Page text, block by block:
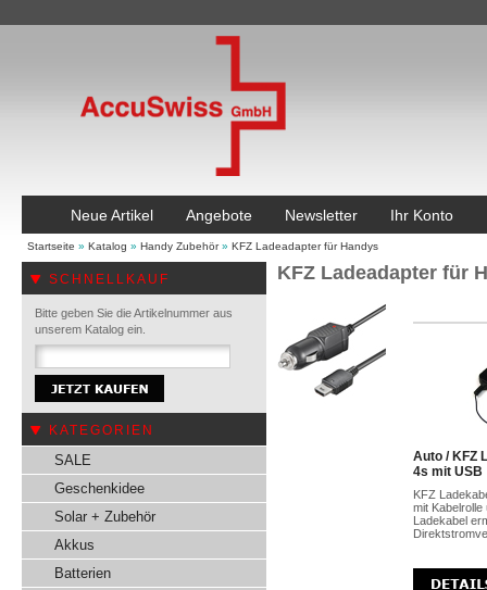
Neue Artikel Angebote Newsletter Ihr Konto
Startseite » Katalog » Handy Zubehör» KFZ Ladeadapter für Handys
SCHNELLKAUF
Bitte geben Sie die Artikelnummer aus
unserem Katalog ein.
KATEGORIEN
SALE
Geschenkidee
Solar + Zubehör
Akkus
Batterien
KFZ Ladeadapter für
Auto / KFZ
4s mit USB
KFZ
mit
Ladekabel